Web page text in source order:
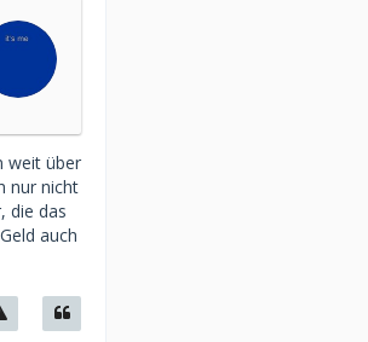
weit über
nur nicht
die das
auch